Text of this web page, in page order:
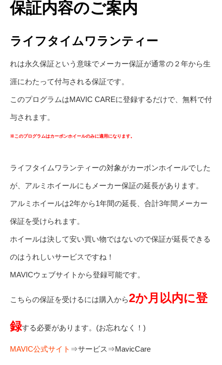
保証内容のご案内
ライフタイムワランティー
れは永久保証という意味でメーカー保証が通常の２年から生
涯にわたって付与される保証です。
このプログラムはMAVIC CAREに登録するだけで、無料で付
与されます。
※このプログラムはカーボンホイールのみに適用になります。
ライフタイムワランティーの対象がカーボンホイールでした
が、アルミホイールにもメーカー保証の延長があります。
アルミホイールは2年から1年間の延長、合計3年間メーカー
保証を受けられます。
ホイールは決して安い買い物ではないので保証が延長できる
のはうれしいサービスですね！
MAVICウェブサイトから登録可能です。
こちらの保証を受けるには購入から2か月以内に登
録する必要があります。(お忘れなく！)
MAVIC公式サイト ⇒サービス⇒MavicCare